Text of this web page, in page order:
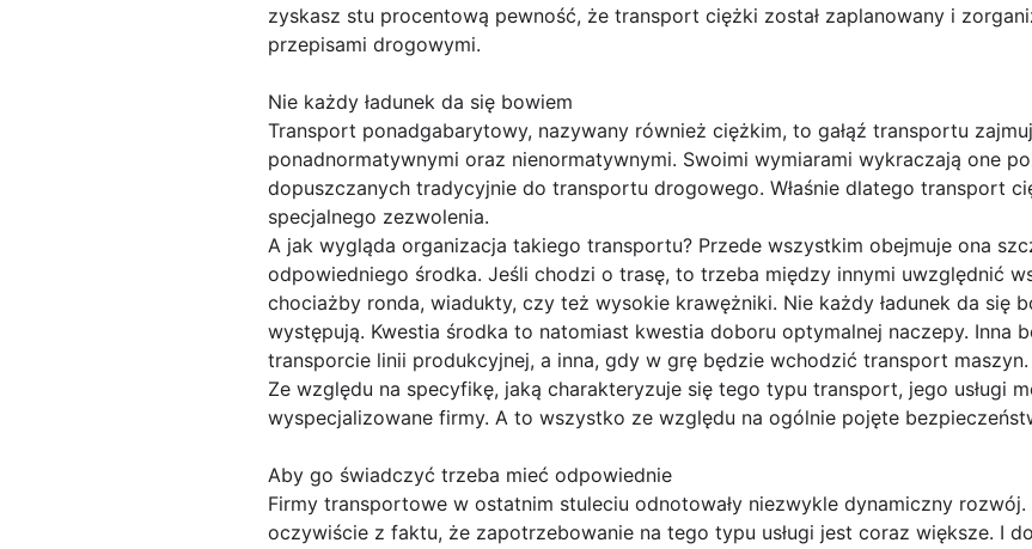
zyskasz stu procentową pewność, że transport ciężki został zaplanowany i
przepisami drogowymi.
Nie każdy ładunek da się bowiem
Transport ponadgabarytowy, nazywany również ciężkim, to gałąź transportu
ponadnormatywnymi oraz nienormatywnymi. Swoimi wymiarami wykraczają one
dopuszczanych tradycyjnie do transportu drogowego. Właśnie dlatego transport
specjalnego zezwolenia.
A jak wygląda organizacja takiego transportu? Przede wszystkim obejmuje ona
odpowiedniego środka. Jeśli chodzi o trasę, to trzeba między innymi uwzględnić
chociażby ronda, wiadukty, czy też wysokie krawężniki. Nie każdy ładunek da się
występują. Kwestia środka to natomiast kwestia doboru optymalnej naczepy. Inna
transporcie linii produkcyjnej, a inna, gdy w grę będzie wchodzić transport maszyn.
Ze względu na specyfikę, jaką charakteryzuje się tego typu transport, jego usługi
wyspecjalizowane firmy. A to wszystko ze względu na ogólnie pojęte
Aby go świadczyć trzeba mieć odpowiednie
Firmy transportowe w ostatnim stuleciu odnotowały niezwykle dynamiczny
oczywiście z faktu, że zapotrzebowanie na tego typu usługi jest coraz większe. I